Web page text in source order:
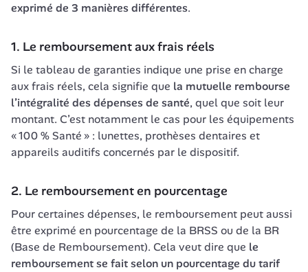
exprimé de 3 manières différentes.
1. Le remboursement aux frais réels
Si le tableau de garanties indique une prise en charge
aux frais réels, cela signifie que la mutuelle rembourse
l’intégralité des dépenses de santé, quel que soit leur
montant. C’est notamment le cas pour les équipements
« 100 % Santé » : lunettes, prothèses dentaires et
appareils auditifs concernés par le dispositif.
2. Le remboursement en pourcentage
Pour certaines dépenses, le remboursement peut aussi
être exprimé en pourcentage de la BRSS ou de la BR
(Base de Remboursement). Cela veut dire que le
remboursement se fait selon un pourcentage du tarif